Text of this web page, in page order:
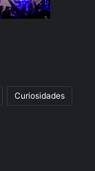
Curiosidades